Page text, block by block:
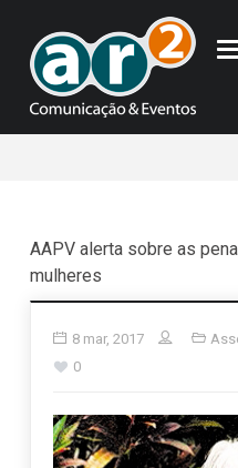
AAPV alerta sobre as
mulheres
8 mar, 2017
0